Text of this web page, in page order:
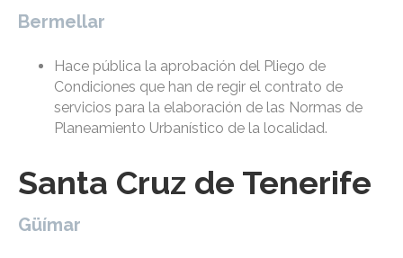
Bermellar
Hace pública la aprobación del Pliego de
Condiciones que han de regir el contrato de
servicios para la elaboración de las Normas de
Planeamiento Urbanístico de la localidad.
Santa Cruz de Tenerife
Güímar